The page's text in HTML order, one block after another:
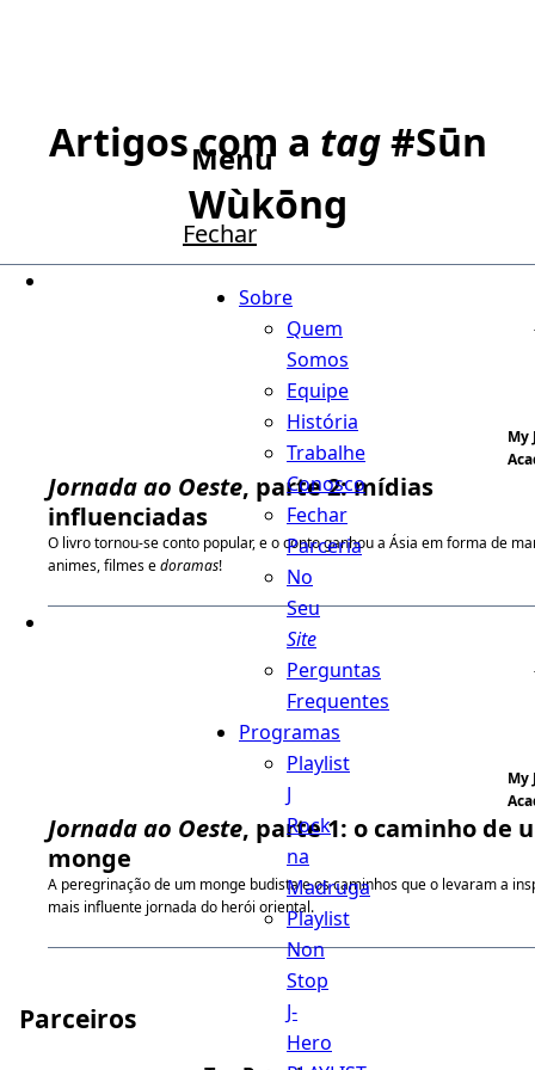
Menu
Fechar
Sobre
Quem
Somos
Equipe
História
Trabalhe
Conosco
Fechar
Parceria
No
Seu
Site
Perguntas
Frequentes
Programas
Playlist
J
Rock
na
Madruga
Playlist
Non
Stop
J-
Hero
Artigos com a tag#Sūn
Wùkōng
My
Jornada ao Oeste, parte 2: mídias
influenciadas
O livro tornou-se conto popular, e o conto ganhou a Ásia em forma de
animes, filmes edoramas!
My
Jornada ao Oeste, parte 1: o caminho de
monge
A peregrinação de um monge budista e os caminhos que o levaram a
mais influente jornada do herói oriental.
Parceiros